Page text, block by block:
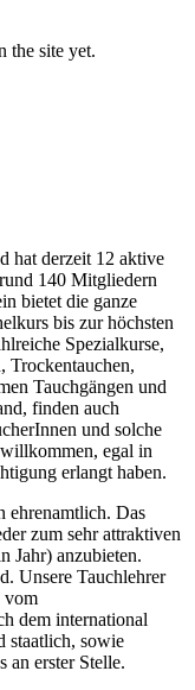
the site yet.
hat derzeit 12 aktive
140 Mitgliedern
bietet die ganze
bis zur höchsten
Spezialkurse,
Trockentauchen,
Tauchgängen und
finden auch
und solche
egal in
erlangt haben.
ehrenamtlich. Das
zum sehr attraktiven
Jahr) anzubieten.
Unsere Tauchlehrer
vom
dem international
staatlich, sowie
an erster Stelle.